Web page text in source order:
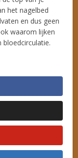
het nagelbed
en dus geen
waarom lijken
bloedcirculatie.